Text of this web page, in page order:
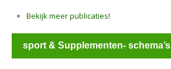
Bekijk meer publicaties!
sport & Supplementen- schema’s